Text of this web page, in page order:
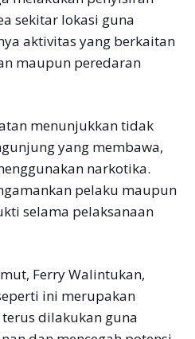
sekitar lokasi guna
aktivitas yang berkaitan
maupun peredaran
menunjukkan tidak
yang membawa,
narkotika.
pelaku maupun
selama pelaksanaan
Ferry Walintukan,
ini merupakan
dilakukan guna